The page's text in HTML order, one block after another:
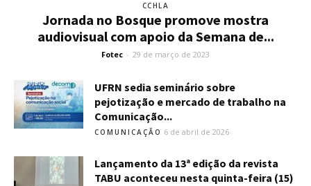
CCHLA
Jornada no Bosque promove mostra
audiovisual com apoio da Semana de...
Fotec - 29 de março de 2023
UFRN sedia seminário sobre
pejotização e mercado de trabalho na
Comunicação...
COMUNICAÇÃO 6 de abril de 2026
Lançamento da 13ª edição da revista
TABU aconteceu nesta quinta-feira (15)